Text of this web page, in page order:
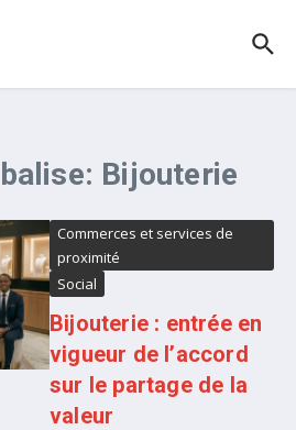
Bijouterie
Commerces et services de
proximité
Social
Bijouterie : entrée en
vigueur de l’accord
sur le partage de la
valeur